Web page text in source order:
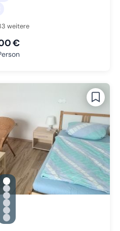
weitere
€
gallery.slide_selector
Zu Slide 1 wechseln
Zu Slide 2 wechseln
Zu Slide 3 wechseln
Zu Slide 4 wechseln
Zu Slide 5 wechseln
Zu Slide 6 wechseln